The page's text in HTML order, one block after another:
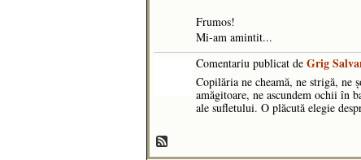
Frumos!
Mi-am amintit...
Comentariu publicat de Grig
Copilăria ne cheamă, ne strigă, ne
amăgitoare, ne ascundem ochii în
ale sufletului. O plăcută elegie